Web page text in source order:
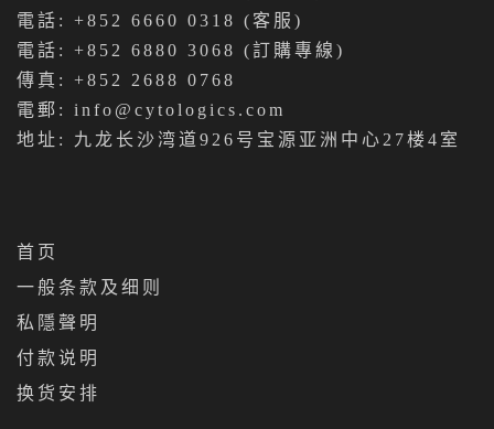
電話: +852 6660 0318 (客服)
電話: +852 6880 3068 (訂購專線)
傳真: +852 2688 0768
電郵: info@cytologics.com
地址: 九龙长沙湾道926号宝源亚洲中心27楼4室
首页
一般条款及细则
私隱聲明
付款说明
换货安排